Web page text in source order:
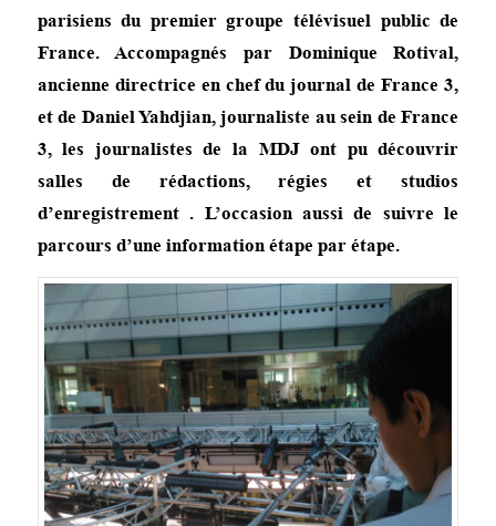
parisiens du premier groupe télévisuel public de
France. Accompagnés par Dominique Rotival,
ancienne directrice en chef du journal de France 3,
et de Daniel Yahdjian, journaliste au sein de France
3, les journalistes de la MDJ ont pu découvrir
salles de rédactions, régies et studios
d’enregistrement . L’occasion aussi de suivre le
parcours d’une information étape par étape.